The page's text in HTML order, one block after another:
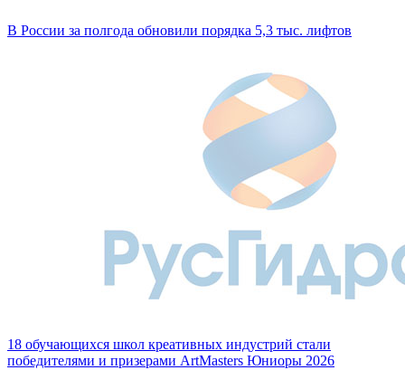
В России за полгода обновили порядка 5,3 тыс. лифтов
18 обучающихся школ креативных индустрий стали
победителями и призерами ArtMasters Юниоры 2026